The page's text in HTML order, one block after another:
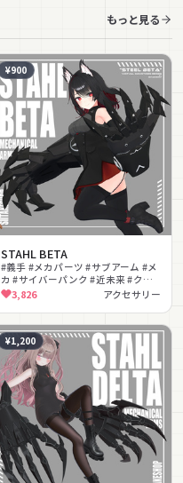
もっと見る
¥900
STAHL BETA
#義手 #メカパーツ #サブアーム #メ
カ #サイバーパンク #近未来 #クー
ル #かっこいい #撮影向け
3,826 アクセサリー
¥1,200